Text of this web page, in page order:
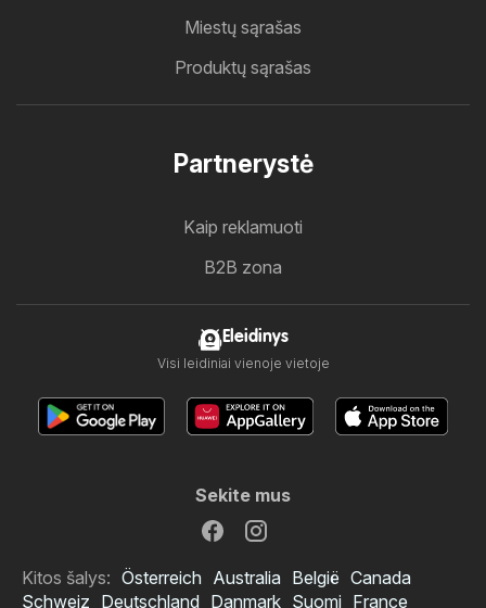
Miestų sąrašas
Produktų sąrašas
Partnerystė
Kaip reklamuoti
B2B zona
Eleidinys
Visi leidiniai vienoje vietoje
Sekite mus
Kitos šalys: Österreich Australia België Canada
Schweiz Deutschland Danmark Suomi France